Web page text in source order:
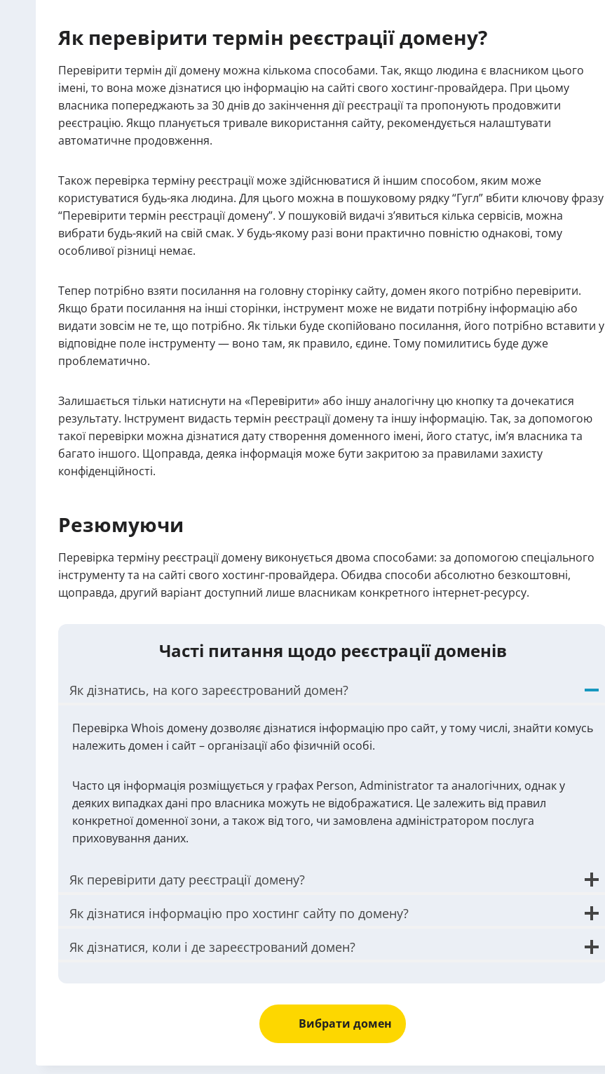
Як перевірити термін реєстрації домену?
Перевірити термін дії домену можна кількома способами. Так, якщо людина є власником цього
імені, то вона може дізнатися цю інформацію на сайті свого хостинг-провайдера. При цьому
власника попереджають за 30 днів до закінчення дії реєстрації та пропонують продовжити
реєстрацію. Якщо планується тривале використання сайту, рекомендується налаштувати
автоматичне продовження.
Також перевірка терміну реєстрації може здійснюватися й іншим способом, яким може
користуватися будь-яка людина. Для цього можна в пошуковому рядку “Гугл” вбити ключову фразу
“Перевірити термін реєстрації домену”. У пошуковій видачі з’явиться кілька сервісів, можна
вибрати будь-який на свій смак. У будь-якому разі вони практично повністю однакові, тому
особливої різниці немає.
Тепер потрібно взяти посилання на головну сторінку сайту, домен якого потрібно перевірити.
Якщо брати посилання на інші сторінки, інструмент може не видати потрібну інформацію або
видати зовсім не те, що потрібно. Як тільки буде скопійовано посилання, його потрібно вставити у
відповідне поле інструменту — воно там, як правило, єдине. Тому помилитись буде дуже
проблематично.
Залишається тільки натиснути на «Перевірити» або іншу аналогічну цю кнопку та дочекатися
результату. Інструмент видасть термін реєстрації домену та іншу інформацію. Так, за допомогою
такої перевірки можна дізнатися дату створення доменного імені, його статус, ім’я власника та
багато іншого. Щоправда, деяка інформація може бути закритою за правилами захисту
конфіденційності.
Резюмуючи
Перевірка терміну реєстрації домену виконується двома способами: за допомогою спеціального
інструменту та на сайті свого хостинг-провайдера. Обидва способи абсолютно безкоштовні,
щоправда, другий варіант доступний лише власникам конкретного інтернет-ресурсу.
Часті питання щодо реєстрації доменів
Як дізнатись, на кого зареєстрований домен?
Перевірка Whois домену дозволяє дізнатися інформацію про сайт, у тому числі, знайти комусь
належить домен і сайт – організації або фізичній особі.
Часто ця інформація розміщується у графах Person, Administrator та аналогічних, однак у
деяких випадках дані про власника можуть не відображатися. Це залежить від правил
конкретної доменної зони, а також від того, чи замовлена адміністратором послуга
приховування даних.
Як перевірити дату реєстрації домену?
Як дізнатися інформацію про хостинг сайту по домену?
Як дізнатися, коли і де зареєстрований домен?
Вибрати домен